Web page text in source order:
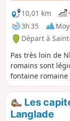
10,01 km
3h 35
Départ à
Pas très loin de
romains sont
fontaine
Roque-de-Vif,
région de la
Solorgues au
Les
Langlade